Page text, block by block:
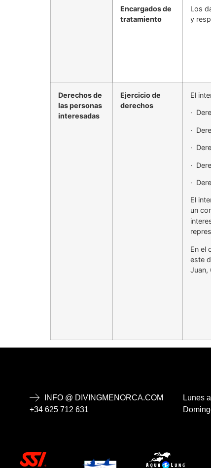
Encargados de
tratamiento
Los
y
Derechos de
las personas
interesadas
Ejercicio de
derechos
El
·
·
·
·
·
El
un
En el
este
Juan,
INFO @ DIVINGMENORCA.COM
+34 625 712 631
Lunes